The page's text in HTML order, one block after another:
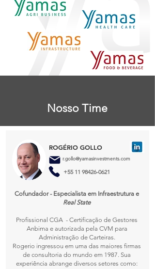
Nosso Time
ROGÉRIO GOLLO
r.gollo@yamasinvestments.com
+55 11 98426-0621
Cofundador - Especialista em Infraestrutura e
Real State
Profissional CGA - Certificação de Gestores
Anbima e autorizada pela CVM para
Administração de Carteiras.
Rogerio ingressou em uma das maiores firmas
de consultoria do mundo em 1987. Sua
experiência abrange diversos setores como: